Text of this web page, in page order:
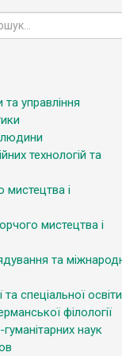
управління
людини
технологій та
мистецтва і
мистецтва і
та
спеціальної освіти
філології
наук